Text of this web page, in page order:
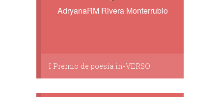
AdryanaRM Rivera Monterrubio
I Premio de poesía in-VERSO